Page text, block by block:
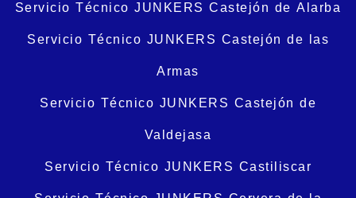
Servicio Técnico JUNKERS Castejón de Alarba
Servicio Técnico JUNKERS Castejón de las
Armas
Servicio Técnico JUNKERS Castejón de
Valdejasa
Servicio Técnico JUNKERS Castiliscar